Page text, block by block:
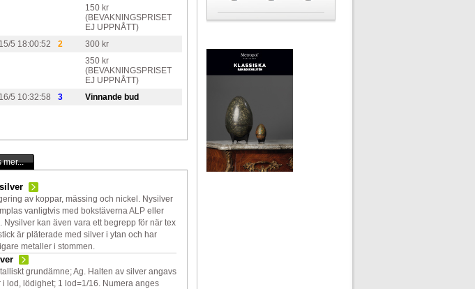
150 kr
(BEVAKNINGSPRISET
EJ UPPNÅTT)
15/5 18:00:52
2
300 kr
350 kr
(BEVAKNINGSPRISET
EJ UPPNÅTT)
16/5 10:32:58
3 Vinnande bud
mer...
av koppar, mässing och nickel. Nysilver
vanligtvis med bokstäverna ALP eller
Nysilver kan även vara ett begrepp för när tex
är pläterade med silver i ytan och har
metaller i stommen.
grundämne; Ag. Halten av silver angavs
i lod, lödighet; 1 lod=1/16. Numera anges